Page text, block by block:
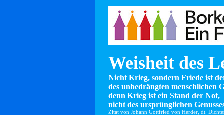
Weisheit des
Nicht Krieg, sondern Friede ist
des unbedrängten menschlichen
denn Krieg ist ein Stand der Not,
nicht des ursprünglichen
Zitat von Johann Gottfried von Herder, dt.